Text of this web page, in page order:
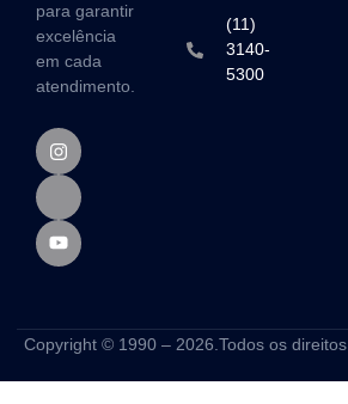
para garantir
excelência
em cada
atendimento.
(11)
3140-
5300
Copyright © 1990 – 2026.Todos os